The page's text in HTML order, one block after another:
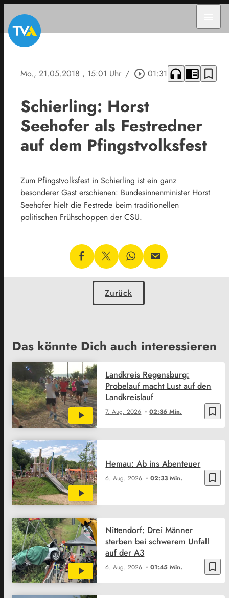
Mo., 21.05.2018 , 15:01 Uhr / play_circle_outline 01:31 headphones chrome_reader_mode bookmark_border
Schierling: Horst
Seehofer als Festredner
auf dem Pfingstvolksfest
Zum Pfingstvolksfest in Schierling ist ein ganz
besonderer Gast erschienen: Bundesinnenminister Horst
Seehofer hielt die Festrede beim traditionellen
politischen Frühschoppen der CSU.
Zurück
Das könnte Dich auch interessieren
bookmark_border
7. Aug. 2026 02:36 Min.
Landkreis Regensburg:
Probelauf macht Lust auf den
Landkreislauf
bookmark_border
6. Aug. 2026 02:33 Min.
Hemau: Ab ins Abenteuer
bookmark_border
6. Aug. 2026 01:45 Min.
Nittendorf: Drei Männer
sterben bei schwerem Unfall
auf der A3